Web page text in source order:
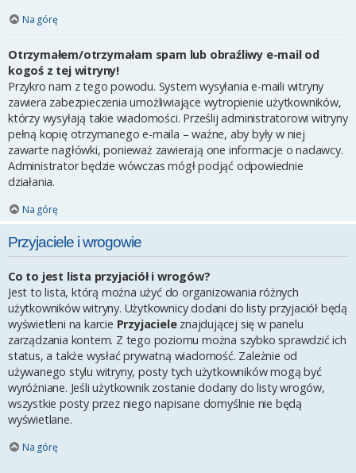
Na górę
Otrzymałem/otrzymałam spam lub obraźliwy e-mail od
kogoś z tej witryny!
Przykro nam z tego powodu. System wysyłania e-maili witryny
zawiera zabezpieczenia umożliwiające wytropienie użytkowników,
którzy wysyłają takie wiadomości. Prześlij administratorowi witryny
pełną kopię otrzymanego e-maila – ważne, aby były w niej
zawarte nagłówki, ponieważ zawierają one informacje o nadawcy.
Administrator będzie wówczas mógł podjąć odpowiednie
działania.
Na górę
Przyjaciele i wrogowie
Co to jest lista przyjaciół i wrogów?
Jest to lista, którą można użyć do organizowania różnych
użytkowników witryny. Użytkownicy dodani do listy przyjaciół będą
wyświetleni na karcie Przyjacieleznajdującej się w panelu
zarządzania kontem. Z tego poziomu można szybko sprawdzić ich
status, a także wysłać prywatną wiadomość. Zależnie od
używanego stylu witryny, posty tych użytkowników mogą być
wyróżniane. Jeśli użytkownik zostanie dodany do listy wrogów,
wszystkie posty przez niego napisane domyślnie nie będą
wyświetlane.
Na górę